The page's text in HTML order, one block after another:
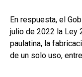
En respuesta, el
julio de 2022 la Ley
paulatina, la
de un solo uso,